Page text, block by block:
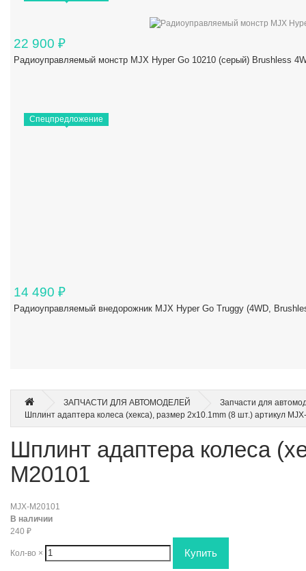
22 900 ₽
Радиоуправляемый монстр MJX Hyper Go 10210 (серый) Brushless
Спецпредложение
14 490 ₽
Радиоуправляемый внедорожник MJX Hyper Go Truggy (4WD,
ЗАПЧАСТИ ДЛЯ АВТОМОДЕЛЕЙ
Запчасти для
Шплинт адаптера колеса (хекса), размер 2x10.1mm (8 шт.) артикул
Шплинт адаптера колеса
M20101
MJX-M20101
В наличии
240 ₽
Кол-во ×